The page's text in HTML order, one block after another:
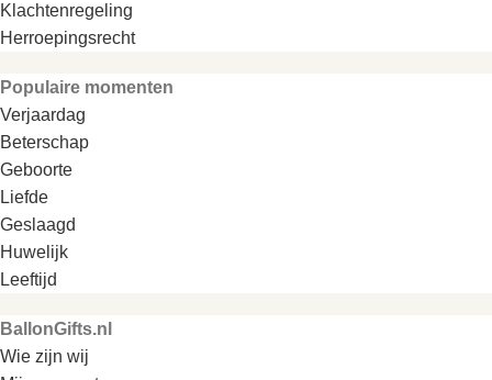
Klachtenregeling
Herroepingsrecht
Populaire momenten
Verjaardag
Beterschap
Geboorte
Liefde
Geslaagd
Huwelijk
Leeftijd
BallonGifts.nl
Wie zijn wij